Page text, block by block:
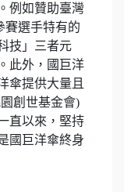
例如贊助臺灣
賽選手特有的
技」三者元
此外，國巨洋
傘提供大量且
創世基金會)
直以來，堅持
國巨洋傘終身